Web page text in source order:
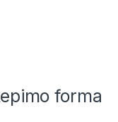
forma